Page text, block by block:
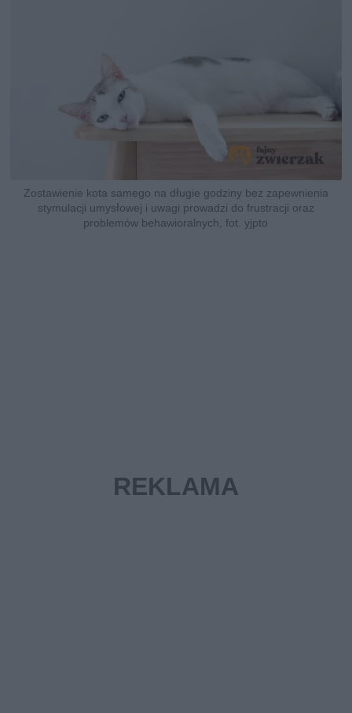
Zostawienie kota samego na długie godziny bez zapewnienia
stymulacji umysłowej i uwagi prowadzi do frustracji oraz
problemów behawioralnych, fot. yjpto